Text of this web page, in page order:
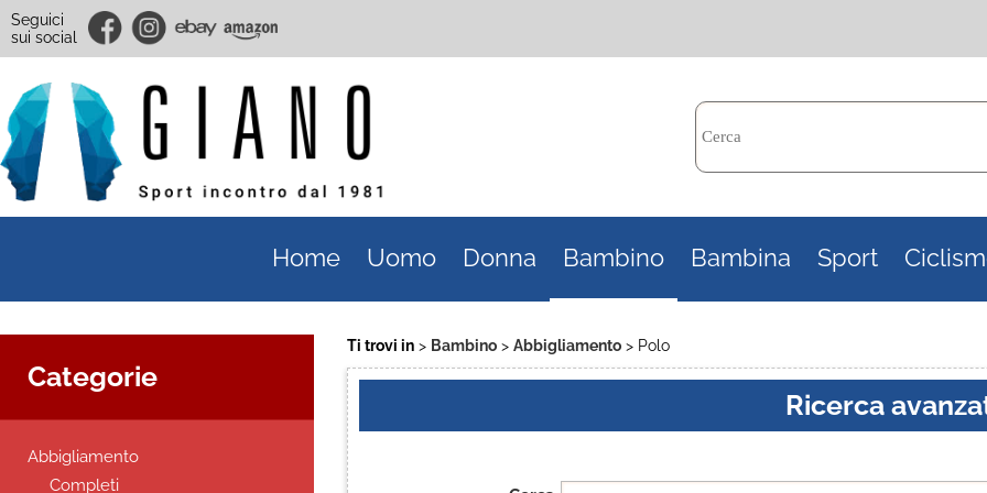
Seguici
sui social
il
Home Uomo Donna Bambino Bambina Sport
Categorie
Abbigliamento
Completi
Ti trovi in Bambino Abbigliamento Polo
Ricerca